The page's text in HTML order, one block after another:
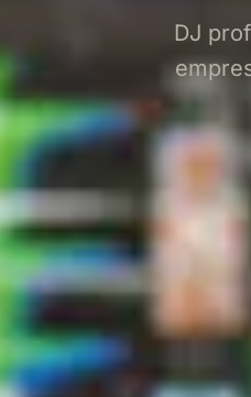
DJ